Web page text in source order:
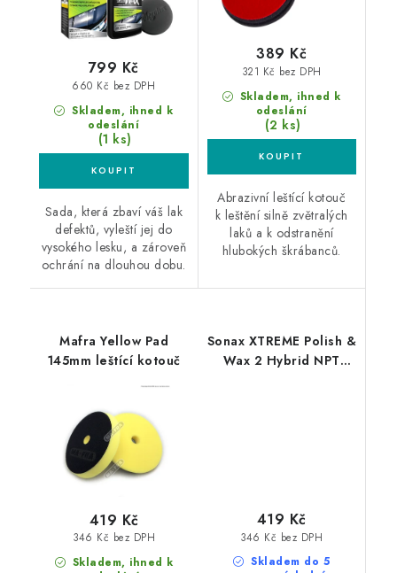
Skladem, ihned k
odeslání
(1 ks)
660 Kč bez DPH
799 Kč
Sada, která zbaví váš lak
defektů, vyleští jej do
vysokého lesku, a zároveň
ochrání na dlouhou dobu.
Skladem, ihned k
odeslání
(2 ks)
321 Kč bez DPH
389 Kč
Abrazivní leštící kotouč
k leštění silně zvětralých
laků a k odstranění
hlubokých škrábanců.
Mafra Yellow Pad
145mm leštící kotouč
Skladem, ihned k
346 Kč bez DPH
419 Kč
Sonax XTREME Polish &
Wax 2 Hybrid NPT
Skladem do 5
346 Kč bez DPH
419 Kč